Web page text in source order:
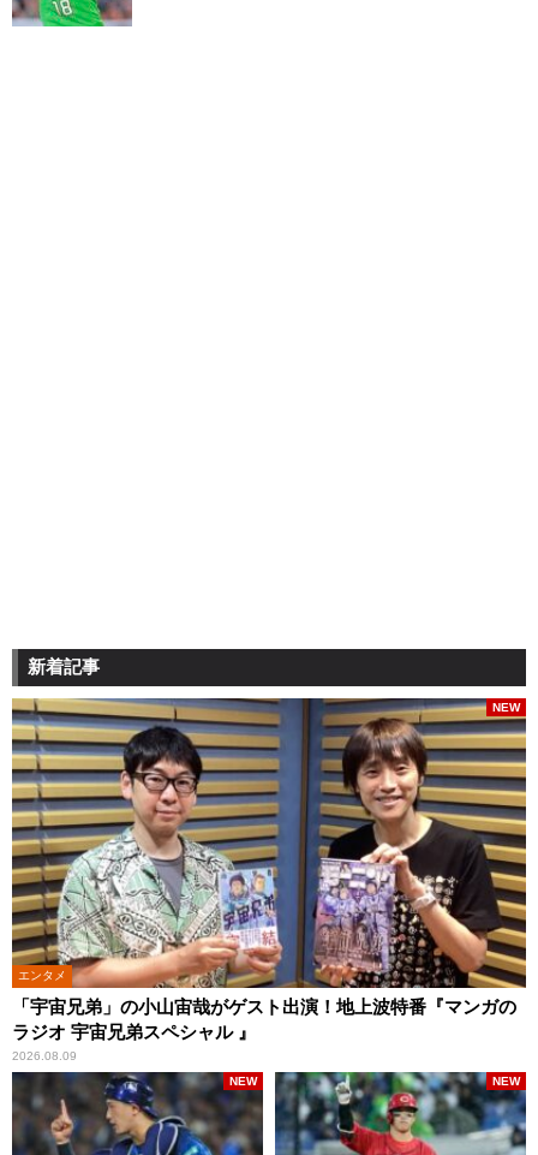
新着記事
エンタメ
「宇宙兄弟」の小山宙哉がゲスト出演！地上波特番『マンガの
ラジオ 宇宙兄弟スペシャル 』
2026.08.09
NEW
NEW NEW